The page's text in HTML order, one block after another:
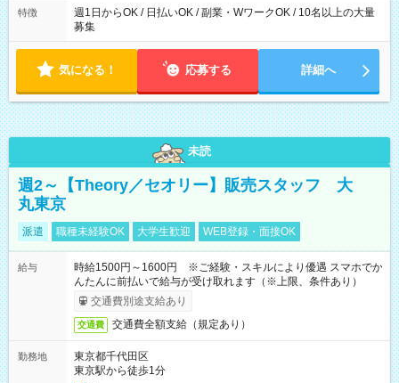
特徴
週1日からOK / 日払いOK / 副業・WワークOK / 10名以上の大量
募集
気になる！ 応募する 詳細へ
未読
週2～【Theory／セオリー】販売スタッフ 大
丸東京
派遣 職種未経験OK 大学生歓迎 WEB登録・面接OK
給与
時給1500円～1600円 ※ご経験・スキルにより優遇 スマホでか
んたんに前払いで給与が受け取れます（※上限、条件あり）
交通費別途支給あり
交通費 交通費全額支給（規定あり）
勤務地
東京都千代田区
東京駅から徒歩1分